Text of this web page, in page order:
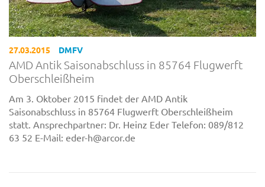
27.03.2015 DMFV
AMD Antik Saisonabschluss in 85764 Flugwerft
Oberschleißheim
Am 3. Oktober 2015 findet der AMD Antik
Saisonabschluss in 85764 Flugwerft Oberschleißheim
statt. Ansprechpartner: Dr. Heinz Eder Telefon: 089/812
63 52 E-Mail: eder-h@arcor.de